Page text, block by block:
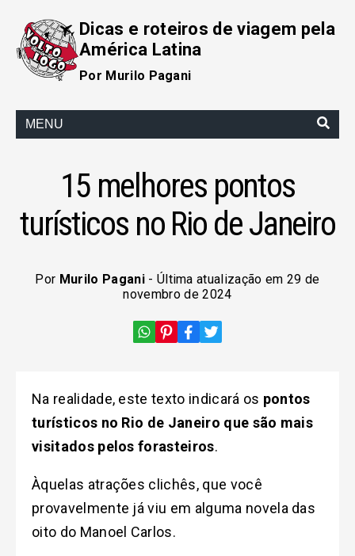
Dicas e roteiros de viagem pela
América Latina
Por Murilo Pagani
MENU
15 melhores pontos
turísticos no Rio de Janeiro
Por Murilo Pagani- Última atualização em 29 de
novembro de 2024
Na realidade, este texto indicará os pontos
turísticos no Rio de Janeiro que são mais
visitados pelos forasteiros.
Àquelas atrações clichês, que você
provavelmente já viu em alguma novela das
oito do Manoel Carlos.